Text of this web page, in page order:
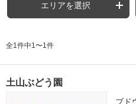
エリアを選択
全1件中1〜1件
土山ぶどう園
ブド